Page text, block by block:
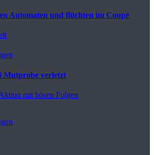
Automaten und flüchten im Coupé
Mutprobe verletzt
mit bösen Folgen